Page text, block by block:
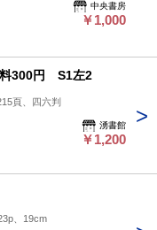
中央書房
￥1,000
300円 S1左2
頁、四六判
湧書館
￥1,200
、19cm